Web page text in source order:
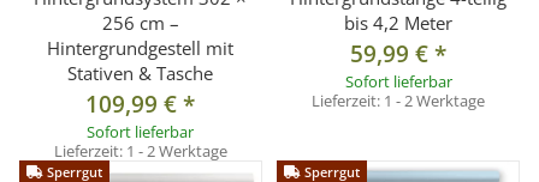
256 cm –
Hintergrundgestell mit
Stativen & Tasche
109,99 €*
Sofort lieferbar
Lieferzeit: 1 - 2 Werktage
bis 4,2 Meter
59,99 €*
Sofort lieferbar
Lieferzeit: 1 - 2 Werktage
Sperrgut Sperrgut